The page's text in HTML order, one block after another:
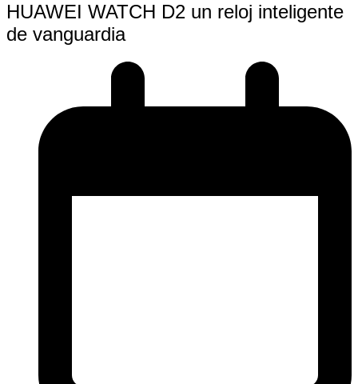
HUAWEI WATCH D2 un reloj inteligente
de vanguardia